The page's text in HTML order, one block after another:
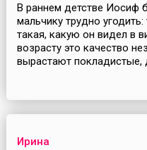
В раннем детстве Иосиф
мальчику трудно
такая, какую он видел в
возрасту это качество
вырастают покладистые,
Ирина